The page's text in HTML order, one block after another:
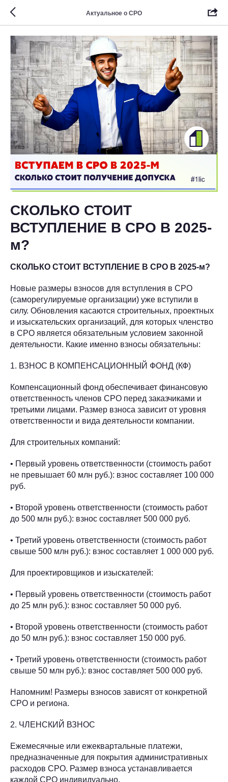
Актуальное о СРО
СКОЛЬКО СТОИТ
ВСТУПЛЕНИЕ В СРО В 2025-
м?
СКОЛЬКО СТОИТ ВСТУПЛЕНИЕ В СРО В 2025-м?
Новые размеры взносов для вступления в СРО
(саморегулируемые организации) уже вступили в
силу. Обновления касаются строительных, проектных
и изыскательских организаций, для которых членство
в СРО является обязательным условием законной
деятельности. Какие именно взносы обязательны:
1. ВЗНОС В КОМПЕНСАЦИОННЫЙ ФОНД (КФ)
Компенсационный фонд обеспечивает финансовую
ответственность членов СРО перед заказчиками и
третьими лицами. Размер взноса зависит от уровня
ответственности и вида деятельности компании.
Для строительных компаний:
• Первый уровень ответственности (стоимость работ
не превышает 60 млн руб.): взнос составляет 100 000
руб.
• Второй уровень ответственности (стоимость работ
до 500 млн руб.): взнос составляет 500 000 руб.
• Третий уровень ответственности (стоимость работ
свыше 500 млн руб.): взнос составляет 1 000 000 руб.
Для проектировщиков и изыскателей:
• Первый уровень ответственности (стоимость работ
до 25 млн руб.): взнос составляет 50 000 руб.
• Второй уровень ответственности (стоимость работ
до 50 млн руб.): взнос составляет 150 000 руб.
• Третий уровень ответственности (стоимость работ
свыше 50 млн руб.): взнос составляет 500 000 руб.
Напомним! Размеры взносов зависят от конкретной
СРО и региона.
2. ЧЛЕНСКИЙ ВЗНОС
Ежемесячные или ежеквартальные платежи,
предназначенные для покрытия административных
расходов СРО. Размер взноса устанавливается
каждой СРО индивидуально.